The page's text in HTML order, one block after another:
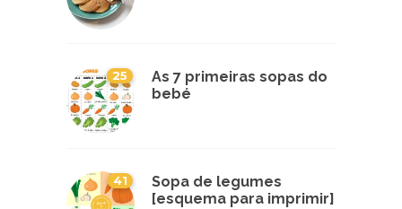
25
As 7 primeiras sopas do
bebé
41
Sopa de legumes
[esquema para imprimir]